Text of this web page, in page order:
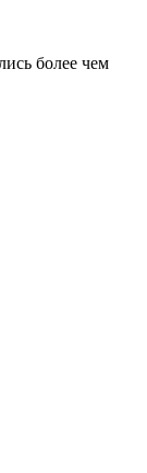
более чем